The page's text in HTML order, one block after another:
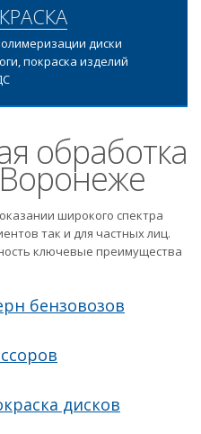
диски
покраска изделий
обработка
широкого спектра
так и для частных лиц.
ключевые преимущества
бензовозов
дисков